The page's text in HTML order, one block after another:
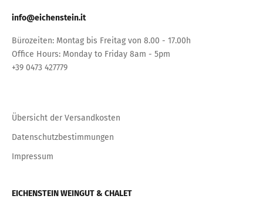
info@eichenstein.it
Bürozeiten: Montag bis Freitag von 8.00 - 17.00h
Office Hours: Monday to Friday 8am - 5pm
+39 0473 427779
Übersicht der Versandkosten
Datenschutzbestimmungen
Impressum
EICHENSTEIN WEINGUT & CHALET